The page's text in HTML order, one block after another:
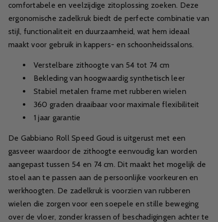
comfortabele en veelzijdige zitoplossing zoeken. Deze
ergonomische zadelkruk biedt de perfecte combinatie van
stijl, functionaliteit en duurzaamheid, wat hem ideaal
maakt voor gebruik in kappers- en schoonheidssalons.
Verstelbare zithoogte van 54 tot 74 cm
Bekleding van hoogwaardig synthetisch leer
Stabiel metalen frame met rubberen wielen
360 graden draaibaar voor maximale flexibiliteit
1 jaar garantie
De Gabbiano Roll Speed Goud is uitgerust met een
gasveer waardoor de zithoogte eenvoudig kan worden
aangepast tussen 54 en 74 cm. Dit maakt het mogelijk de
stoel aan te passen aan de persoonlijke voorkeuren en
werkhoogten. De zadelkruk is voorzien van rubberen
wielen die zorgen voor een soepele en stille beweging
over de vloer, zonder krassen of beschadigingen achter te